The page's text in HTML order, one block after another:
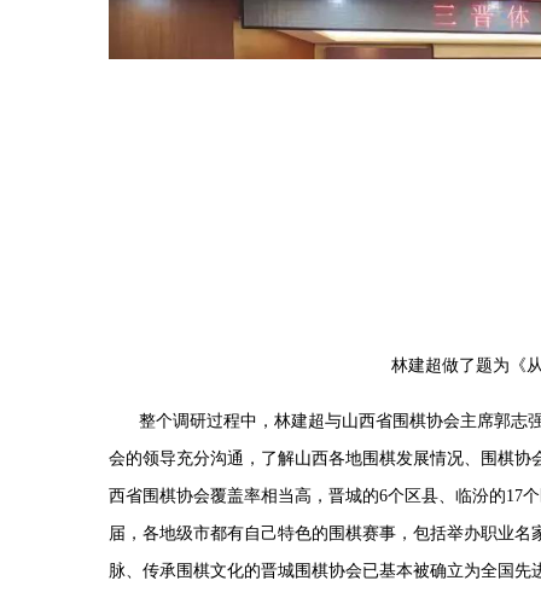
林建超做了题为《
整个调研过程中，林建超与山西省围棋协会主席郭志
会的领导充分沟通，了解山西各地围棋发展情况、围棋
西省围棋协会覆盖率相当高，晋城的6个区县、临汾的17
届，各地级市都有自己特色的围棋赛事，包括举办职业
脉、传承围棋文化的晋城围棋协会已基本被确立为全国先